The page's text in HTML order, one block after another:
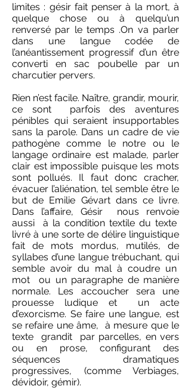
limites : gésir fait penser à la mort, à
quelque chose ou à quelqu’un
renversé par le temps .On va parler
dans une langue codée de
l’anéantissement progressif d’un être
converti en sac poubelle par un
charcutier pervers.
Rien n’est facile. Naître, grandir, mourir,
ce sont parfois des aventures
pénibles qui seraient insupportables
sans la parole. Dans un cadre de vie
pathogène comme le notre ou le
langage ordinaire est malade, parler
clair est impossible puisque les mots
sont pollués. Il faut donc cracher,
évacuer l’aliénation, tel semble être le
but de Emilie Gévart dans ce livre.
Dans l’affaire, Gésir nous renvoie
aussi à la condition textile du texte
livré à une sorte de délire linguistique
fait de mots mordus, mutilés, de
syllabes d’une langue trébuchant, qui
semble avoir du mal à coudre un
mot ou un paragraphe de manière
normale. Les accoucher sera une
prouesse ludique et un acte
d’exorcisme. Se faire une langue, est
se refaire une âme, à mesure que le
texte grandit par parcelles, en vers
ou en prose, configurant des
séquences dramatiques
progressives, (comme Verbiages,
dévidoir, gémir).